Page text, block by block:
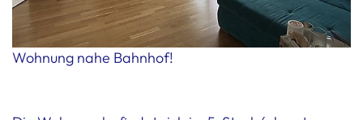
Wohnung nahe Bahnhof!